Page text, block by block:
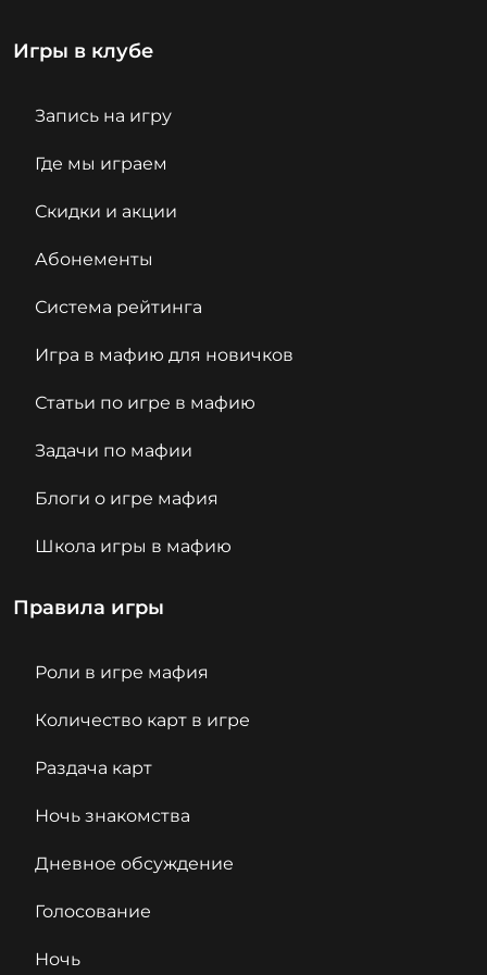
Игры в клубе
Запись на игру
Где мы играем
Скидки и акции
Абонементы
Система рейтинга
Игра в мафию для новичков
Статьи по игре в мафию
Задачи по мафии
Блоги о игре мафия
Школа игры в мафию
Правила игры
Роли в игре мафия
Количество карт в игре
Раздача карт
Ночь знакомства
Дневное обсуждение
Голосование
Ночь